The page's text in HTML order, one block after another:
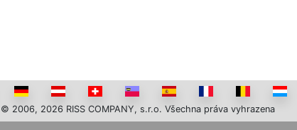
© 2006, 2026 RISS COMPANY, s.r.o. Všechna práva vyhrazena